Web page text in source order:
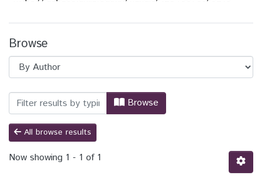
Browse
Browsing II SIEPE - Artigos científicos
Browse
All browse results
Now showing 1 - 1 of 1